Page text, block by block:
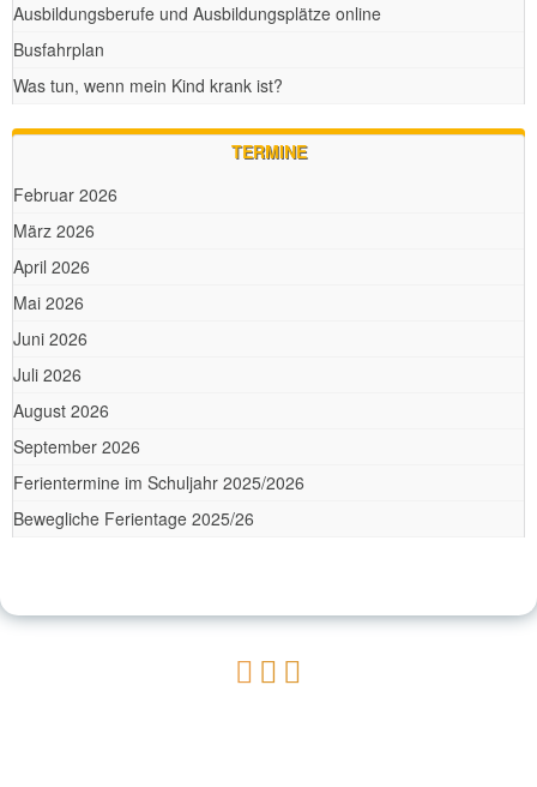
Ausbildungsberufe und Ausbildungsplätze online
Busfahrplan
Was tun, wenn mein Kind krank ist?
TERMINE
Februar 2026
März 2026
April 2026
Mai 2026
Juni 2026
Juli 2026
August 2026
September 2026
Ferientermine im Schuljahr 2025/2026
Bewegliche Ferientage 2025/26